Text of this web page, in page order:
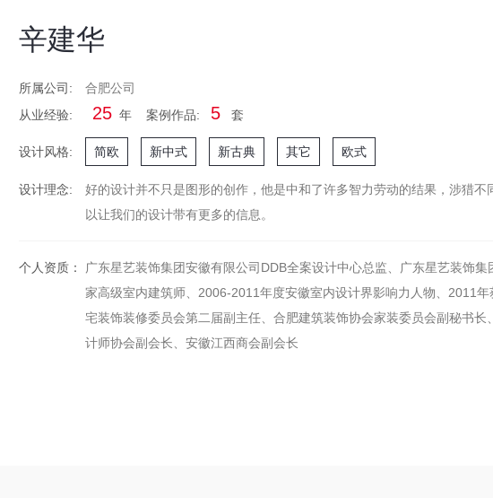
辛建华
所属公司:
合肥公司
从业经验:
25 年 案例作品: 5 套
设计风格: 简欧 新中式 新古典 其它 欧式
设计理念:
好的设计并不只是图形的创作，他是中和了许多智力劳动的结果，涉猎
以让我们的设计带有更多的信息。
个人资质：
广东星艺装饰集团安徽有限公司DDB全案设计中心总监、广东星艺装饰
家高级室内建筑师、2006-2011年度安徽室内设计界影响力人物、2011
宅装饰装修委员会第二届副主任、合肥建筑装饰协会家装委员会副秘书
计师协会副会长、安徽江西商会副会长